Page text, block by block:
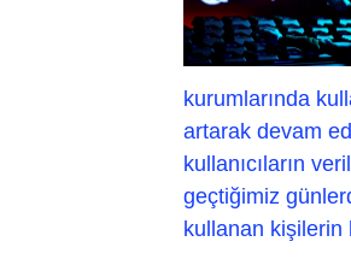
kurumlarında
artarak devam
kullanıcıların
geçtiğimiz
kullanan kişilerin